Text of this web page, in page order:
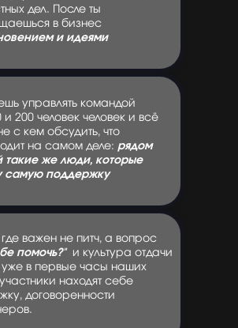
дел. После ты
в бизнес
и идеями
важен не питч, а вопрос
помочь?" и культура отдачи
уже в первые часы наших
находят себе
договоренности
управлять командой
и 200 человек человек и всё
с кем обсудить, что
на самом деле: рядом
такие же люди, которые
самую поддержку